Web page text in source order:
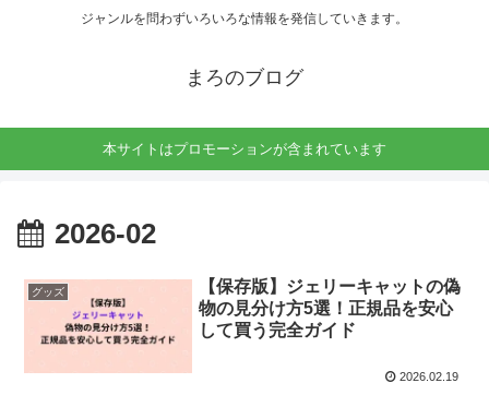
ジャンルを問わずいろいろな情報を発信していきます。
まろのブログ
本サイトはプロモーションが含まれています
2026-02
グッズ
【保存版】ジェリーキャットの偽
物の見分け方5選！正規品を安心
して買う完全ガイド
2026.02.19